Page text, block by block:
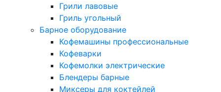
Грили лавовые
Гриль угольный
Барное оборудование
Кофемашины профессиональные
Кофеварки
Кофемолки электрические
Блендеры барные
Миксеры для коктейлей